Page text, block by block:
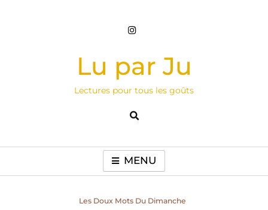
Lu par Ju
Lectures pour tous les goûts
MENU
Les Doux Mots Du Dimanche